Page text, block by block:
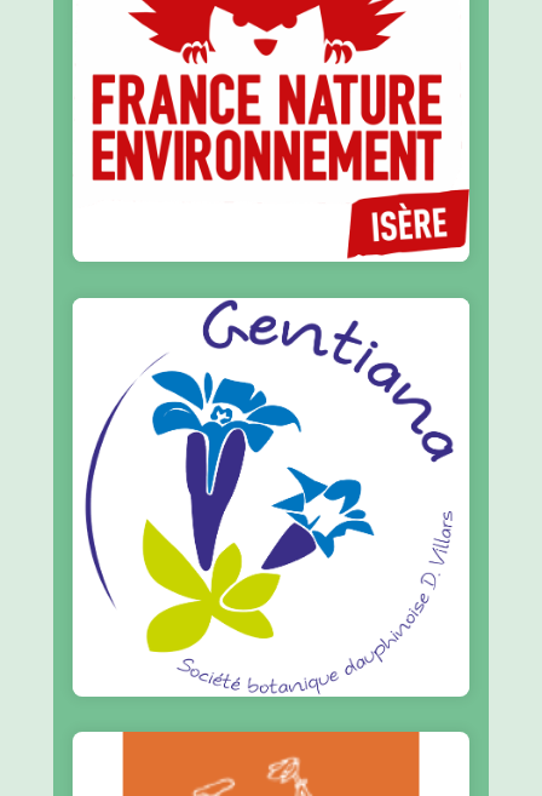
France Nature
Environnement
S’investir au quotidien pour la préservation
de notre territoire
Gentiana
Connaissance et préservation de la flore
sauvage
En savoir plus